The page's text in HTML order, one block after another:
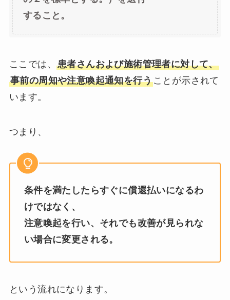
すること。
ここでは、 患者さんおよび施術管理者に対して、
事前の周知や注意喚起通知を行うことが示されて
います。
つまり、
条件を満たしたらすぐに償還払いになるわ
けではなく、
注意喚起を行い、それでも改善が見られな
い場合に変更される。
という流れになります。